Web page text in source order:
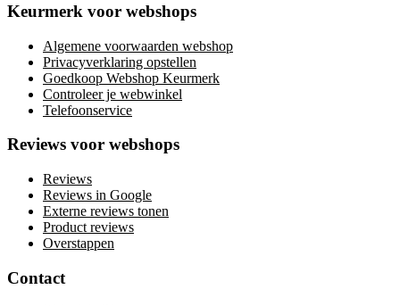
Keurmerk voor webshops
Algemene voorwaarden webshop
Privacyverklaring opstellen
Goedkoop Webshop Keurmerk
Controleer je webwinkel
Telefoonservice
Reviews voor webshops
Reviews
Reviews in Google
Externe reviews tonen
Product reviews
Overstappen
Contact